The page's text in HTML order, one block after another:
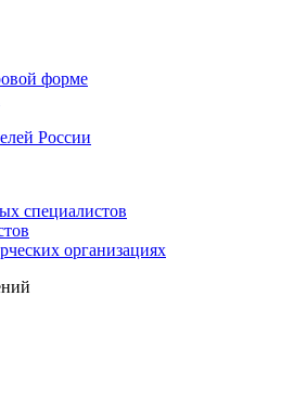
форме
России
специалистов
организациях